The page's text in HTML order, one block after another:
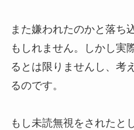
また嫌われたのかと落ち
もしれません。しかし実
るとは限りませんし、考
るのです。
もし未読無視をされたと